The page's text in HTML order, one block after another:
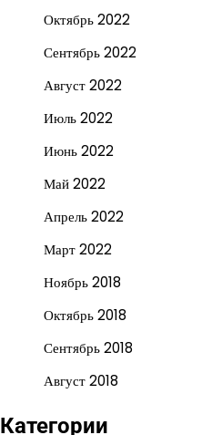
Октябрь 2022
Сентябрь 2022
Август 2022
Июль 2022
Июнь 2022
Май 2022
Апрель 2022
Март 2022
Ноябрь 2018
Октябрь 2018
Сентябрь 2018
Август 2018
Категории